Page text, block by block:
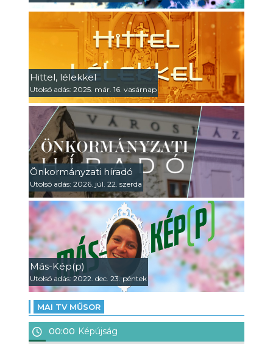
Hittel, lélekkel
Utolsó adás: 2025. már. 16. vasárnap
Önkormányzati híradó
Utolsó adás: 2026. júl. 22. szerda
Más-Kép(p)
Utolsó adás: 2022. dec. 23. péntek
MAI TV MŰSOR
00:00 Képújság